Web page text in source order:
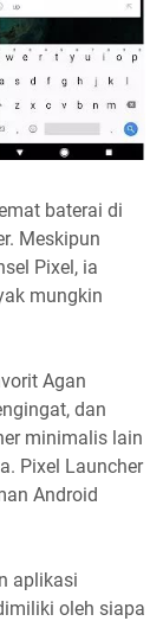
baterai di
Meskipun
Pixel, ia
mungkin
Agan
dan
minimalis lain
Pixel Launcher
Android
aplikasi
oleh siapa